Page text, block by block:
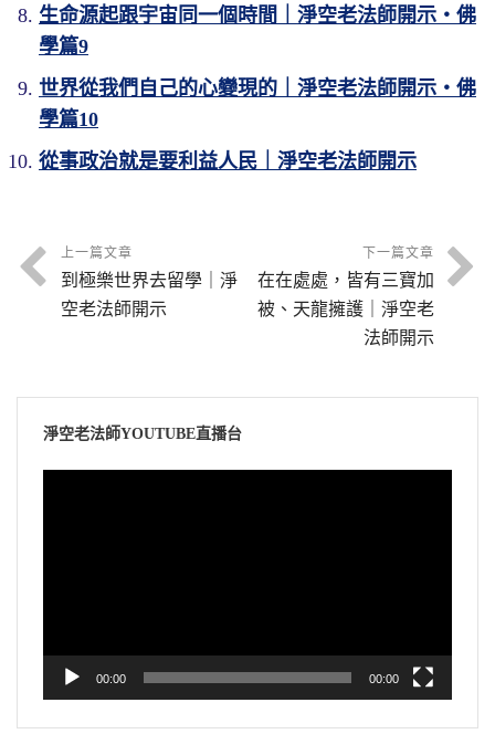
生命源起跟宇宙同一個時間｜淨空老法師開示・佛
學篇9
世界從我們自己的心變現的｜淨空老法師開示・佛
學篇10
從事政治就是要利益人民｜淨空老法師開示
上一篇文章
到極樂世界去留學｜淨
空老法師開示
下一篇文章
在在處處，皆有三寶加
被、天龍擁護｜淨空老
法師開示
淨空老法師YOUTUBE直播台
00:00 00:00